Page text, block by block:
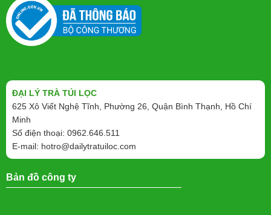
ĐẠI LÝ TRÀ TÚI LỌC
625 Xô Viết Nghệ Tĩnh, Phường 26, Quận Bình Thạnh, Hồ Chí
Minh
Số điện thoại: 0962.646.511
E-mail: hotro@dailytratuiloc.com
Bản đồ công ty